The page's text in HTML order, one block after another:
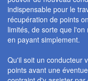
indispensable pour le
récupération de points
limités, de sorte que
en payant simplement.
Qu'il soit un conducteur
points avant une